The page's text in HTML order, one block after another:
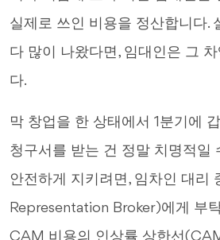
실제로 쓰인 비용을 정산합니다.
다 많이 나왔다면, 임대인은 그
다.
막 창업을 한 상태에서 1분기에
청구서를 받는 건 정말 치명적일
안전하게 지키려면, 임차인 대리
Representation Broker)에게 부
CAM 비용의 인상률 상한선